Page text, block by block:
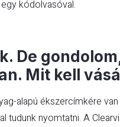
kódolvasóval.
De
Mit kell
alapú ékszercímkére
nyomtatni. A